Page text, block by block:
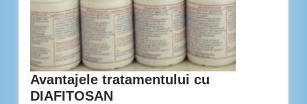
Avantajele tratamentului cu
DIAFITOSAN